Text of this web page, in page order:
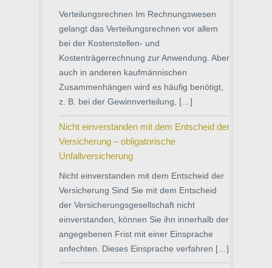
Verteilungsrechnen Im Rechnungswesen
gelangt das Verteilungsrechnen vor allem
bei der Kostenstellen- und
Kostenträgerrechnung zur Anwendung. Aber
auch in anderen kaufmännischen
Zusammenhängen wird es häufig benötigt,
z. B. bei der Gewinnverteilung, […]
Nicht einverstanden mit dem Entscheid der
Versicherung – obligatorische
Unfallversicherung
Nicht einverstanden mit dem Entscheid der
Versicherung Sind Sie mit dem Entscheid
der Versicherungsgesellschaft nicht
einverstanden, können Sie ihn innerhalb der
angegebenen Frist mit einer Einsprache
anfechten. Dieses Einsprache verfahren […]